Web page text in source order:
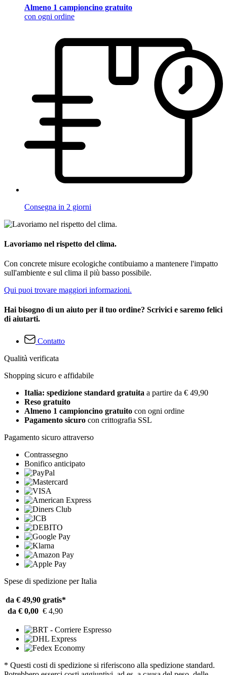
Almeno 1 campioncino gratuito
con ogni ordine
Consegna in 2 giorni
Lavoriamo nel rispetto del clima.
Con concrete misure ecologiche contibuiamo a mantenere l'impatto
sull'ambiente e sul clima il più basso possibile.
Qui puoi trovare maggiori informazioni.
Hai bisogno di un aiuto per il tuo ordine? Scrivici e saremo felici
di aiutarti.
Contatto
Qualità verificata
Shopping sicuro e affidabile
Italia: spedizione standard gratuita a partire da € 49,90
Reso gratuito
Almeno 1 campioncino gratuito con ogni ordine
Pagamento sicuro con crittografia SSL
Pagamento sicuro attraverso
Contrassegno
Bonifico anticipato
Spese di spedizione per Italia
da € 49,90 gratis*
da € 0,00 € 4,90
* Questi costi di spedizione si riferiscono alla spedizione standard.